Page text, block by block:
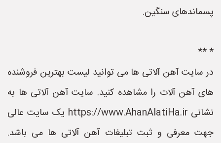
پسماندهای سنگین.
* **
در سایت آهن آلاتی ها می توانید لیست بهترین فروشنده
های آهن آلات را مشاهده کنید. سایت آهن آلاتی ها به
نشانی https://www.AhanAlatiHa.ir یک سایت عالی
جهت معرفی و ثبت تبلیغات آهن آلاتی ها می باشد.